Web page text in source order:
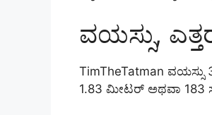
ವಯಸ್ಸು,
TimTheTatman
1.83 ಮೀಟರ್ ಅಥವಾ 183